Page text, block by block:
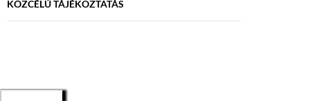
KÖZCÉLÚ TÁJÉKOZTATÁS